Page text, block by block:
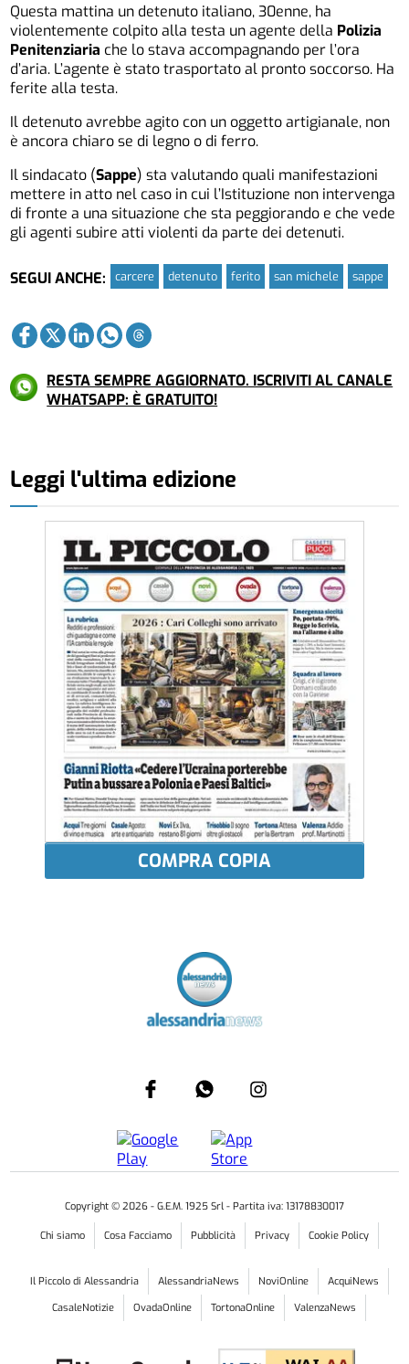
Questa mattina un detenuto italiano, 30enne, ha
violentemente colpito alla testa un agente della Polizia
Penitenziaria che lo stava accompagnando per l’ora
d’aria. L’agente è stato trasportato al pronto soccorso. Ha
ferite alla testa.
Il detenuto avrebbe agito con un oggetto artigianale, non
è ancora chiaro se di legno o di ferro.
Il sindacato (Sappe) sta valutando quali manifestazioni
mettere in atto nel caso in cui l’Istituzione non intervenga
di fronte a una situazione che sta peggiorando e che vede
gli agenti subire atti violenti da parte dei detenuti.
SEGUI ANCHE: carcere detenuto ferito san michele sappe
RESTA SEMPRE AGGIORNATO. ISCRIVITI AL CANALE
WHATSAPP: È GRATUITO!
Leggi l'ultima edizione
COMPRA COPIA
Copyright © 2026 - G.E.M. 1925 Srl - Partita iva: 13178830017
Chi siamo Cosa Facciamo Pubblicità Privacy Cookie Policy
Il Piccolo di Alessandria AlessandriaNews NoviOnline
AcquiNews
CasaleNotizie
OvadaOnline TortonaOnline ValenzaNews